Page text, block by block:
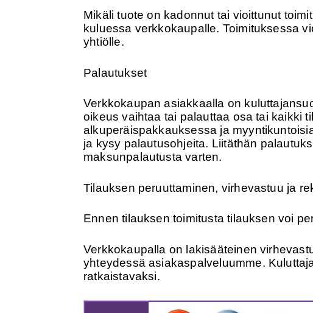
Mikäli tuote on kadonnut tai vioittunut
kuluessa verkkokaupalle. Toimituksessa
yhtiölle.
Palautukset
Verkkokaupan asiakkaalla on
oikeus vaihtaa tai palauttaa osa tai kaikki
alkuperäispakkauksessa ja
ja kysy palautusohjeita. Liitäthän
maksunpalautusta varten.
Tilauksen peruuttaminen, virhevastuu ja
Ennen tilauksen toimitusta tilauksen voi
Verkkokaupalla on lakisääteinen
yhteydessä asiakaspalveluumme.
ratkaistavaksi.